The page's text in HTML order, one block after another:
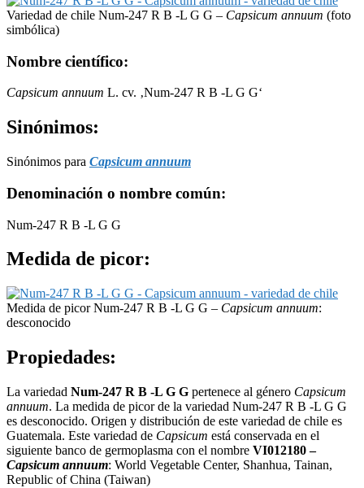
Variedad de chile Num-247 R B -L G G – Capsicum annuum (foto
simbólica)
Nombre científico:
Capsicum annuum L. cv. ‚Num-247 R B -L G G‘
Sinónimos:
Sinónimos para Capsicum annuum
Denominación o nombre común:
Num-247 R B -L G G
Medida de picor:
Medida de picor Num-247 R B -L G G – Capsicum annuum:
desconocido
Propiedades:
La variedad Num-247 R B -L G G pertenece al género Capsicum
annuum. La medida de picor de la variedad Num-247 R B -L G G
es desconocido. Origen y distribución de este variedad de chile es
Guatemala. Este variedad de Capsicum está conservada en el
siguiente banco de germoplasma con el nombre VI012180 –
Capsicum annuum: World Vegetable Center, Shanhua, Tainan,
Republic of China (Taiwan)